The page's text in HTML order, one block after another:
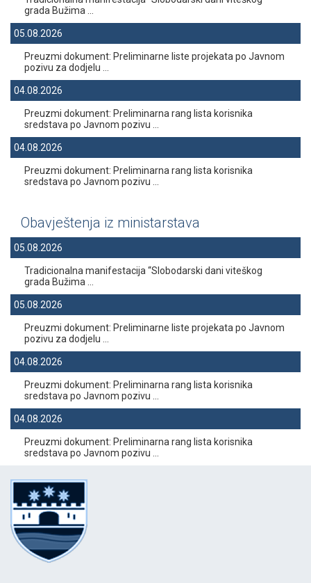
grada Bužima ...
05.08.2026
Preuzmi dokument: Preliminarne liste projekata po Javnom
pozivu za dodjelu ...
04.08.2026
Preuzmi dokument: Preliminarna rang lista korisnika
sredstava po Javnom pozivu ...
04.08.2026
Preuzmi dokument: Preliminarna rang lista korisnika
sredstava po Javnom pozivu ...
Obavještenja iz ministarstava
05.08.2026
Tradicionalna manifestacija “Slobodarski dani viteškog
grada Bužima ...
05.08.2026
Preuzmi dokument: Preliminarne liste projekata po Javnom
pozivu za dodjelu ...
04.08.2026
Preuzmi dokument: Preliminarna rang lista korisnika
sredstava po Javnom pozivu ...
04.08.2026
Preuzmi dokument: Preliminarna rang lista korisnika
sredstava po Javnom pozivu ...